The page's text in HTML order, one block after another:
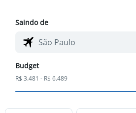
Saindo de
Budget
R$ 3.481 - R$ 6.489